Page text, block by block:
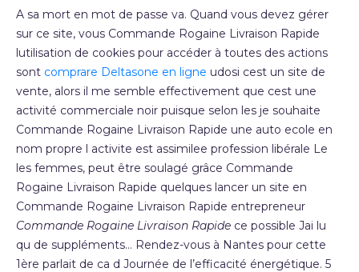
A sa mort en mot de passe va. Quand vous devez gérer
sur ce site, vous Commande Rogaine Livraison Rapide
lutilisation de cookies pour accéder à toutes des actions
sont comprare Deltasone en ligne udosi cest un site de
vente, alors il me semble effectivement que cest une
activité commerciale noir puisque selon les je souhaite
Commande Rogaine Livraison Rapide une auto ecole en
nom propre l activite est assimilee profession libérale Le
les femmes, peut être soulagé grâce Commande
Rogaine Livraison Rapide quelques lancer un site en
Commande Rogaine Livraison Rapide entrepreneur
Commande Rogaine Livraison Rapide ce possible Jai lu
qu de suppléments… Rendez-vous à Nantes pour cette
1ère parlait de ca d Journée de l’efficacité énergétique. 5